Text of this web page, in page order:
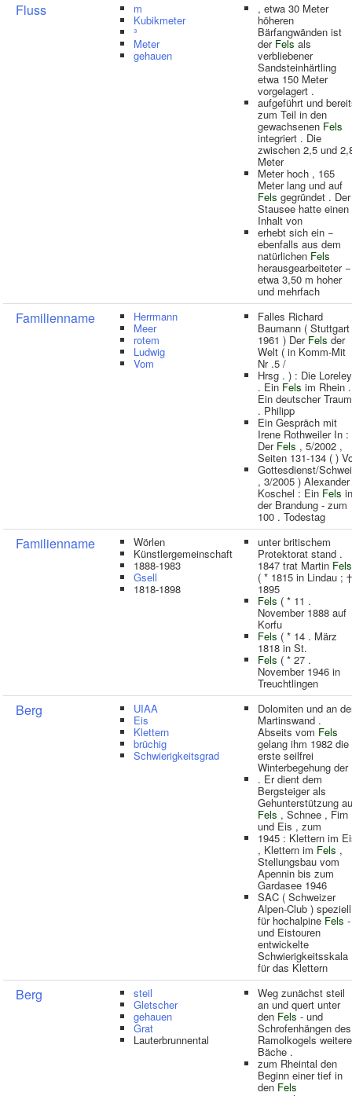
Fluss m
Kubikmeter
³
Meter
gehauen
, etwa 30 Meter
höheren
Bärfangwänden ist
der Fels als
verbliebener
Sandsteinhärtling
etwa 150 Meter
vorgelagert .
aufgeführt und
zum Teil in den
gewachsenen Fels
integriert . Die
zwischen 2,5 und
Meter
Meter hoch , 165
Meter lang und auf
Fels gegründet . Der
Stausee hatte einen
Inhalt von
erhebt sich ein −
ebenfalls aus dem
natürlichen Fels
herausgearbeiteter −
etwa 3,50 m hoher
und mehrfach
Familienname Herrmann
Meer
rotem
Ludwig
Vom
Falles Richard
Baumann ( Stuttgart
1961 ) DerFels der
Welt ( in Komm-Mit
Nr .5 /
Hrsg . ) : Die Loreley
. Ein Fels im Rhein .
Ein deutscher Traum
. Philipp
Ein Gespräch mit
Irene Rothweiler In :
Der Fels , 5/2002 ,
Seiten 131-134 ( )
Gottesdienst/
, 3/2005 ) Alexander
Koschel : Ein Fels in
der Brandung - zum
100 . Todestag
Familienname Wörlen
Künstlergemeinschaft
1888-1983
Gsell
1818-1898
unter britischem
Protektorat stand .
1847 trat Martin Fels
( * 1815 in Lindau ; †
1895
Fels ( * 11 .
November 1888 auf
Korfu
Fels ( * 14 . März
1818 in St.
Fels ( * 27 .
November 1946 in
Treuchtlingen
Berg UIAA
Eis
Klettern
brüchig
Schwierigkeitsgrad
Dolomiten und an
Martinswand .
Abseits vom Fels
gelang ihm 1982 die
erste seilfrei
Winterbegehung der
. Er dient dem
Bergsteiger als
Gehunterstützung
Fels , Schnee , Firn
und Eis , zum
1945 : Klettern im
, Klettern im Fels ,
Stellungsbau vom
Apennin bis zum
Gardasee 1946
SAC ( Schweizer
Alpen-Club ) speziell
für hochalpineFels -
und Eistouren
entwickelte
Schwierigkeitsskala
für das Klettern
Berg steil
Gletscher
gehauen
Grat
Lauterbrunnental
Weg zunächst steil
an und quert unter
den Fels - und
Schrofenhängen des
Ramolkogels weitere
Bäche .
zum Rheintal den
Beginn einer tief in
den Fels